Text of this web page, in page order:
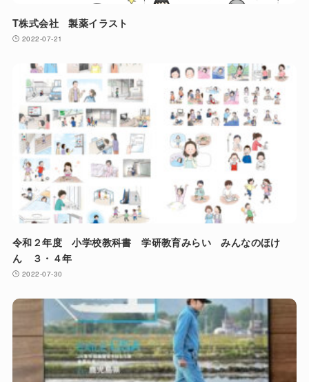
T株式会社 製薬イラスト
2022-07-21
令和２年度 小学校教科書 学研教育みらい みんなのほけ
ん ３・４年
2022-07-30